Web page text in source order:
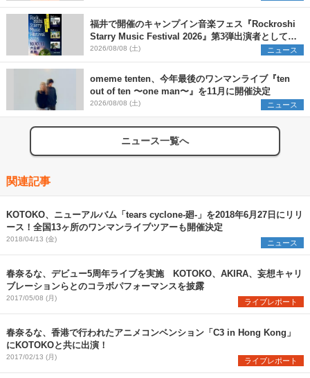
福井で開催のキャンプイン音楽フェス『Rockroshi
Starry Music Festival 2026』第3弾出演者として
SCOOBIE DO、かりゆし58、Reiを発表
2026/08/08 (土) ニュース
omeme tenten、今年最後のワンマンライブ『ten
out of ten 〜one man〜』を11月に開催決定
2026/08/08 (土) ニュース
ニュース一覧へ
関連記事
KOTOKO、ニューアルバム「tears cyclone-廻-」を2018年6月27日にリリ
ース！全国13ヶ所のワンマンライブツアーも開催決定
2018/04/13 (金) ニュース
春奈るな、デビュー5周年ライブを実施 KOTOKO、AKIRA、妄想キャリ
ブレーションらとのコラボパフォーマンスを披露
2017/05/08 (月) ライブレポート
春奈るな、香港で行われたアニメコンベンション「C3 in Hong Kong」
にKOTOKOと共に出演！
2017/02/13 (月) ライブレポート